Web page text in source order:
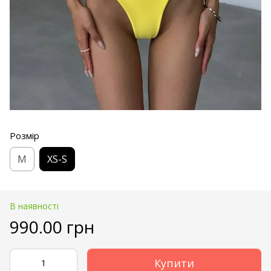
Розмір
M XS-S
В наявності
990.00 грн
Купити